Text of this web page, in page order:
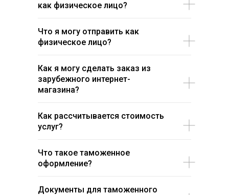
как физическое лицо?
Что я могу отправить как
физическое лицо?
Как я могу сделать заказ из
зарубежного интернет-
магазина?
Как рассчитывается стоимость
услуг?
Что такое таможенное
оформление?
Документы для таможенного